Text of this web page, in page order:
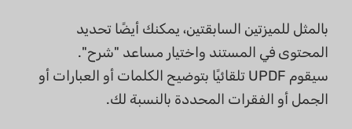
بالمثل للميزتين السابقتين، يمكنك أيضًا تحديد
المحتوى في المستند واختيار مساعد "شرح".
سيقوم UPDF تلقائيًا بتوضيح الكلمات أو العبارات أو
الجمل أو الفقرات المحددة بالنسبة لك.